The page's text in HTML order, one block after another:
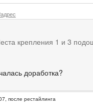
крепления 1 и 3
доработка?
после рестайлинга